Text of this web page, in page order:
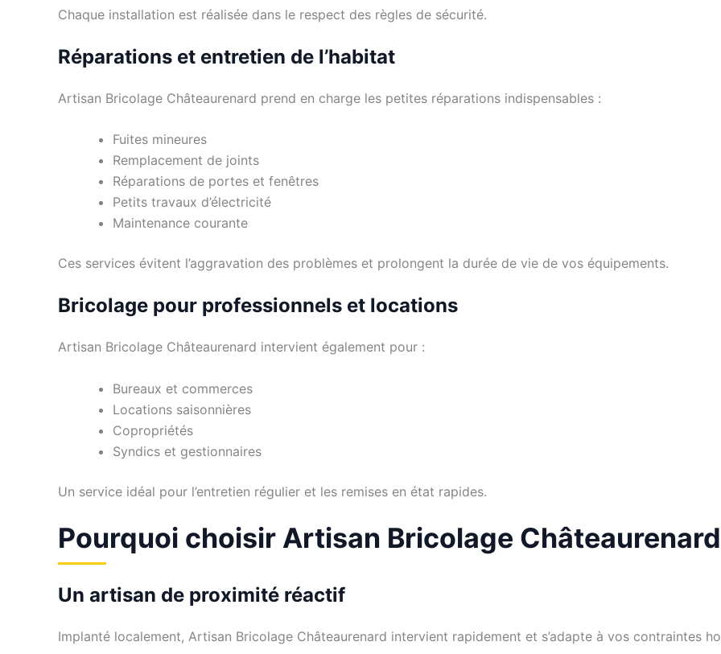
Chaque installation est réalisée dans le respect des règles de sécurité.
Réparations et entretien de l’habitat
Artisan Bricolage Châteaurenard prend en charge les petites réparations indispensables :
Fuites mineures
Remplacement de joints
Réparations de portes et fenêtres
Petits travaux d’électricité
Maintenance courante
Ces services évitent l’aggravation des problèmes et prolongent la durée de vie de vos équipements.
Bricolage pour professionnels et locations
Artisan Bricolage Châteaurenard intervient également pour :
Bureaux et commerces
Locations saisonnières
Copropriétés
Syndics et gestionnaires
Un service idéal pour l’entretien régulier et les remises en état rapides.
Pourquoi choisir Artisan Bricolage Châteaurenard
Un artisan de proximité réactif
Implanté localement, Artisan Bricolage Châteaurenard intervient rapidement et s’adapte à vos contraintes